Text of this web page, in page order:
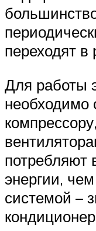
переходят в
Для работы
необходимо
потребляют
энергии,
системой –